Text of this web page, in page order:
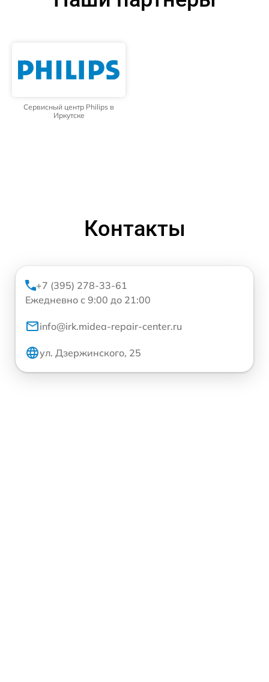
Сервисный центр Philips в
Иркутске
Контакты
+7 (395) 278-33-61
Ежедневно с 9:00 до 21:00
info@irk.midea-repair-center.ru
ул. Дзержинского, 25